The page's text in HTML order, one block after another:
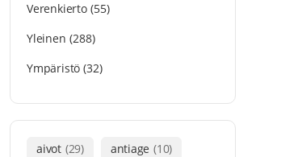
Verenkierto(55)
Yleinen (288)
Ympäristö (32)
aivot (29) antiage (10)